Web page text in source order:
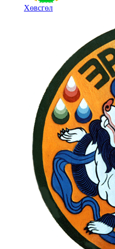
Хөвсгөл